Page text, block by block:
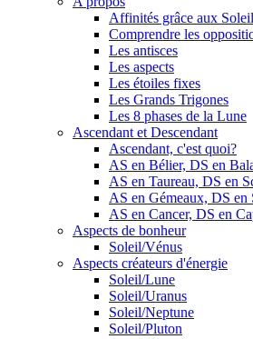
Affinités grâce aux
Comprendre les
Les antisces
Les aspects
Les étoiles fixes
Les Grands Trigones
Les 8 phases de la Lune
Ascendant et Descendant
Ascendant, c'est quoi?
AS en Bélier, DS en
AS en Taureau, DS en
AS en Gémeaux, DS en
AS en Cancer, DS en
Aspects de bonheur
Soleil/Vénus
Aspects créateurs d'énergie
Soleil/Lune
Soleil/Uranus
Soleil/Neptune
Soleil/Pluton